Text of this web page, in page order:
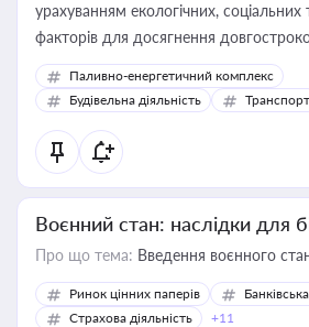
урахуванням екологічних, соціальних
факторів для досягнення
Паливно-енергетичний комплекс
Будівельна діяльність
Транспорт
Воєнний стан: наслідки для
Про що тема: Введення воєнного
Ринок цінних паперів
Страхова діяльність
+11